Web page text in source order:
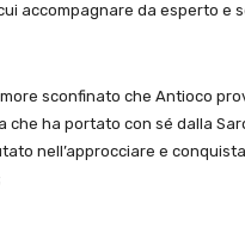
accompagnare da esperto e
sconfinato che Antioco
che ha portato con sé dalla
nell’approcciare e